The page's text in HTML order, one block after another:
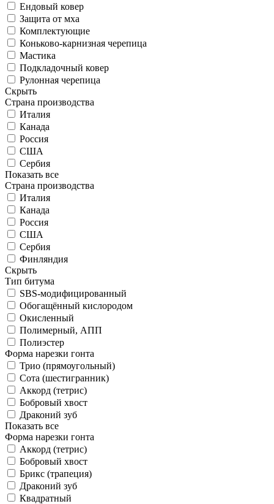
Ендовый ковер
Защита от мха
Комплектующие
Коньково-карнизная черепица
Мастика
Подкладочный ковер
Рулонная черепица
Скрыть
Страна производства
Италия
Канада
Россия
США
Сербия
Показать все
Страна производства
Италия
Канада
Россия
США
Сербия
Финляндия
Скрыть
Тип битума
SBS-модифицированный
Обогащённый кислородом
Окисленный
Полимерный, АПП
Полиэстер
Форма нарезки гонта
Трио (прямоугольный)
Сота (шестигранник)
Аккорд (тетрис)
Бобровый хвост
Драконий зуб
Показать все
Форма нарезки гонта
Аккорд (тетрис)
Бобровый хвост
Брикс (трапеция)
Драконий зуб
Квадратный